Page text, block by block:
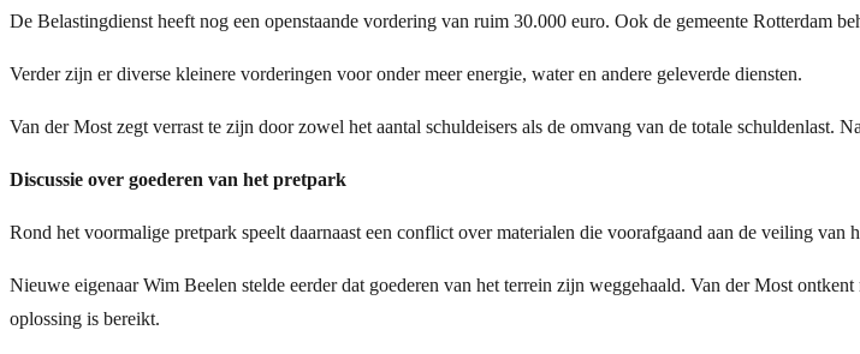
De Belastingdienst heeft nog een openstaande vordering van ruim 30.000 euro. Ook de gemeente Rotterdam
Verder zijn er diverse kleinere vorderingen voor onder meer energie, water en andere geleverde diensten.
Van der Most zegt verrast te zijn door zowel het aantal schuldeisers als de omvang van de totale schuldenlast.
Discussie over goederen van het pretpark
Rond het voormalige pretpark speelt daarnaast een conflict over materialen die voorafgaand aan de veiling van
Nieuwe eigenaar Wim Beelen stelde eerder dat goederen van het terrein zijn weggehaald. Van der Most
oplossing is bereikt.